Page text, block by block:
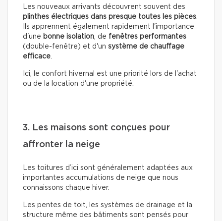
Les nouveaux arrivants découvrent souvent des
plinthes électriques dans presque toutes les pièces.
Ils apprennent également rapidement l'importance
d'une bonne isolation, de fenêtres performantes
(double-fenêtre) et d'un système de chauffage
efficace.
Ici, le confort hivernal est une priorité lors de l'achat
ou de la location d'une propriété.
3. Les maisons sont conçues pour
affronter la neige
Les toitures d’ici sont généralement adaptées aux
importantes accumulations de neige que nous
connaissons chaque hiver.
Les pentes de toit, les systèmes de drainage et la
structure même des bâtiments sont pensés pour